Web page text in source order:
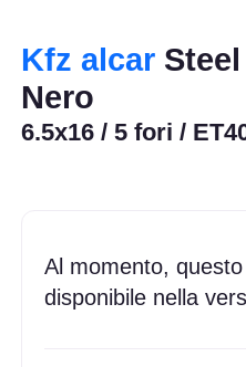
Kfz alcar Steel
Nero
6.5x16 / 5 fori /
Al momento,
disponibile nella